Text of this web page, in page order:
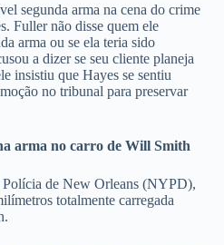
segunda arma na cena do crime
Fuller não disse quem ele
arma ou se ela teria sido
a dizer se seu cliente planeja
insistiu que Hayes se sentiu
no tribunal para preservar
arma no carro de Will Smith
Polícia de New Orleans (NYPD),
totalmente carregada